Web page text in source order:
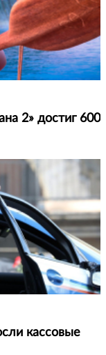
2» достиг 600
кассовые